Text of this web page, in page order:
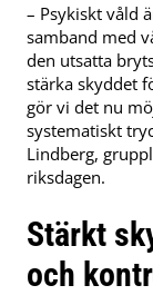
– Psykiskt våld
samband med
den utsatta
stärka skyddet
gör vi det nu
systematiskt
Lindberg,
riksdagen.
Stärkt
och